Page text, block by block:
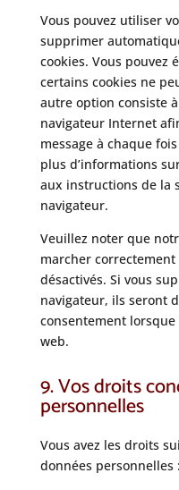
Vous pouvez utiliser
supprimer
cookies. Vous pouvez
certains cookies ne
autre option consiste
navigateur Internet
message à chaque
plus d’informations
aux instructions de la
navigateur.
Veuillez noter que
marcher
désactivés. Si vous
navigateur, ils seront
consentement
web.
9. Vos droits
personnelles
Vous avez les droits
données personnelles :